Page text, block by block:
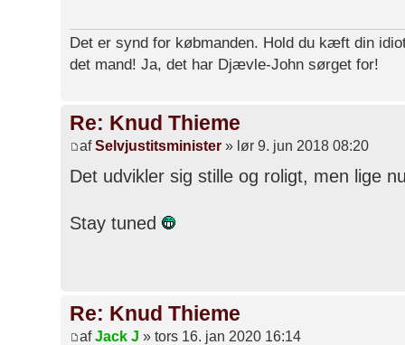
Det er synd for købmanden. Hold du kæft din
det mand! Ja, det har Djævle-John sørget for!
Re: Knud Thieme
afSelvjustitsminister » lør 9. jun 2018 08:20
Det udvikler sig stille og roligt, men lige
Stay tuned
Re: Knud Thieme
afJack J » tors 16. jan 2020 16:14